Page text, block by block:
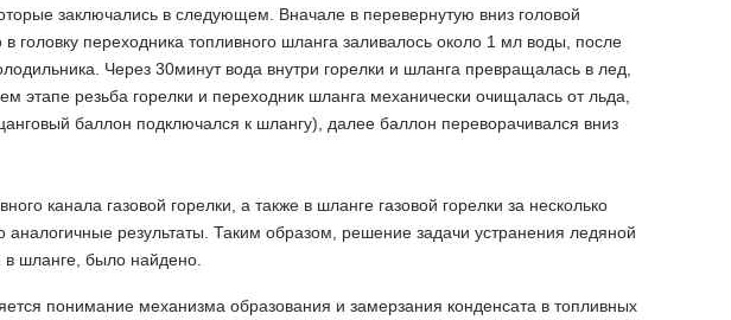
заключались в следующем. Вначале в перевернутую вниз головой
головку переходника топливного шланга заливалось около 1 мл воды, после
Через 30минут вода внутри горелки и шланга превращалась в лед,
резьба горелки и переходник шланга механически очищалась от льда,
баллон подключался к шлангу), далее баллон переворачивался вниз
канала газовой горелки, а также в шланге газовой горелки за несколько
аналогичные результаты. Таким образом, решение задачи устранения ледяной
в шланге, было найдено.
понимание механизма образования и замерзания конденсата в топливных